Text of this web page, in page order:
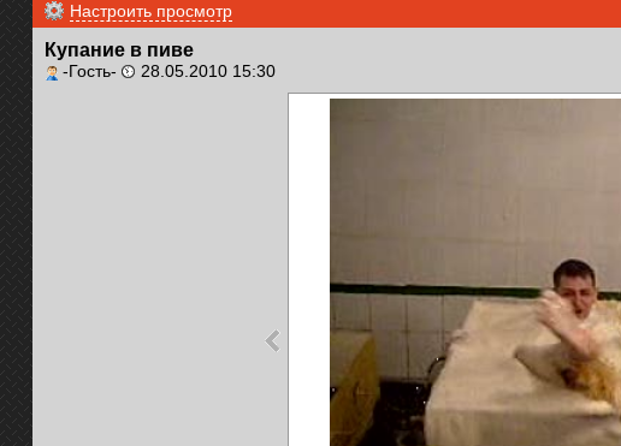
Настроить просмотр
Купание в пиве
-Гость- 28.05.2010 15:30